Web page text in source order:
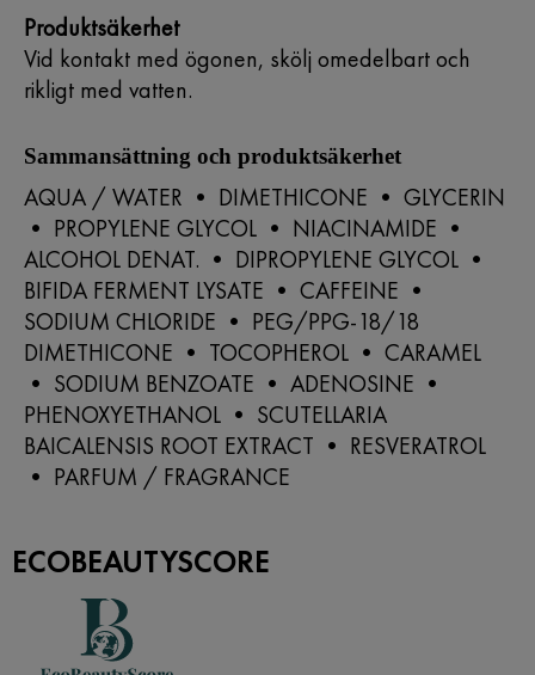
Produktsäkerhet
Vid kontakt med ögonen, skölj omedelbart och
rikligt med vatten.
Sammansättning och produktsäkerhet
AQUA / WATER • DIMETHICONE • GLYCERIN
• PROPYLENE GLYCOL • NIACINAMIDE •
ALCOHOL DENAT. • DIPROPYLENE GLYCOL •
BIFIDA FERMENT LYSATE • CAFFEINE •
SODIUM CHLORIDE • PEG/PPG-18/18
DIMETHICONE • TOCOPHEROL • CARAMEL
• SODIUM BENZOATE • ADENOSINE •
PHENOXYETHANOL • SCUTELLARIA
BAICALENSIS ROOT EXTRACT • RESVERATROL
• PARFUM / FRAGRANCE
ECOBEAUTYSCORE